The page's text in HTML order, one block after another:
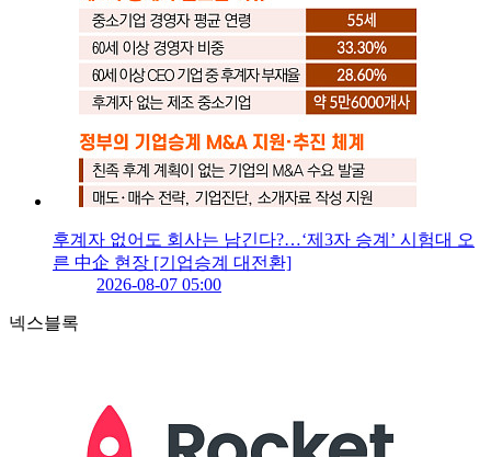
후계자 없어도 회사는 남긴다?…‘제3자 승계’ 시험대 오
른 中企 현장 [기업승계 대전환]
2026-08-07 05:00
넥스블록